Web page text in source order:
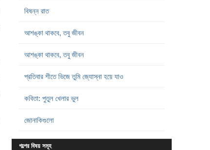
বিষন্ন রাত
আশঙ্কা থাকবে, তবু জীবন
আশঙ্কা থাকবে, তবু জীবন
প্রতিবার শীতে ভিজে তুমি জ্যোস্না হয়ে যাও
কবিতা: পুতুল খেলার ভুল
জোনাকিগুলো
গল্পের বিষয় সমূহ